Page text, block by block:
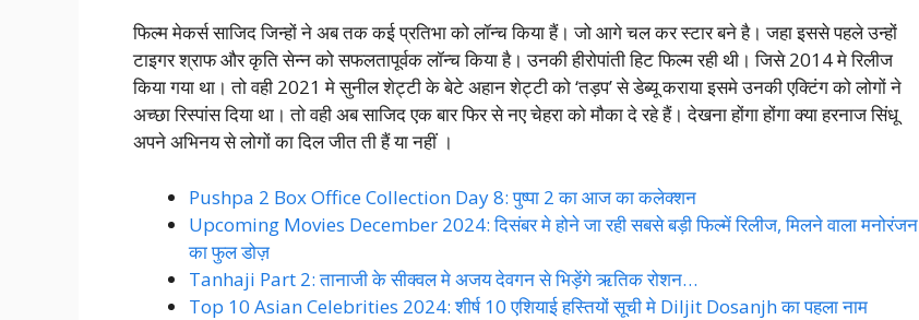
फिल्म मेकर्स साजिद जिन्हों ने अब तक कई प्रतिभा को लॉन्च किया हैं। जो आगे चल कर स्टार बने है। जहा इससे पहले उन्हों
टाइगर श्राफ और कृति सेन्न को सफलतापूर्वक लॉन्च किया है। उनकी हीरोपांती हिट फिल्म रही थी। जिसे 2014 मे रिलीज
किया गया था। तो वही 2021 मे सुनील शेट्टी के बेटे अहान शेट्टी को ‘तड़प’ से डेब्यू कराया इसमे उनकी एक्टिंग को लोगों ने
अच्छा रिस्पांस दिया था। तो वही अब साजिद एक बार फिर से नए चेहरा को मौका दे रहे हैं। देखना होंगा होंगा क्या हरनाज सिंधू
अपने अभिनय से लोगों का दिल जीत ती हैं या नहीं ।
Pushpa 2 Box Office Collection Day 8: पुष्पा 2 का आज का कलेक्शन
Upcoming Movies December 2024: दिसंबर मे होने जा रही सबसे बड़ी फिल्में रिलीज, मिलने वाला मनोरंजन
का फुल डोज़
Tanhaji Part 2: तानाजी के सीक्वल मे अजय देवगन से भिड़ेंगे ऋतिक रोशन…
Top 10 Asian Celebrities 2024: शीर्ष 10 एशियाई हस्तियों सूची मे Diljit Dosanjh का पहला नाम